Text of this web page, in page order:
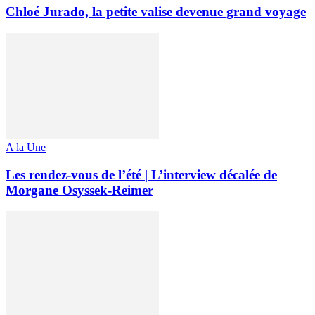
Chloé Jurado, la petite valise devenue grand voyage
A la Une
Les rendez-vous de l’été | L’interview décalée de
Morgane Osyssek-Reimer